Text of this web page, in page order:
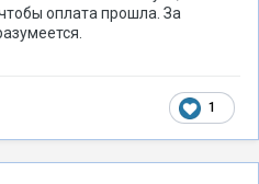
оплата прошла. За
1